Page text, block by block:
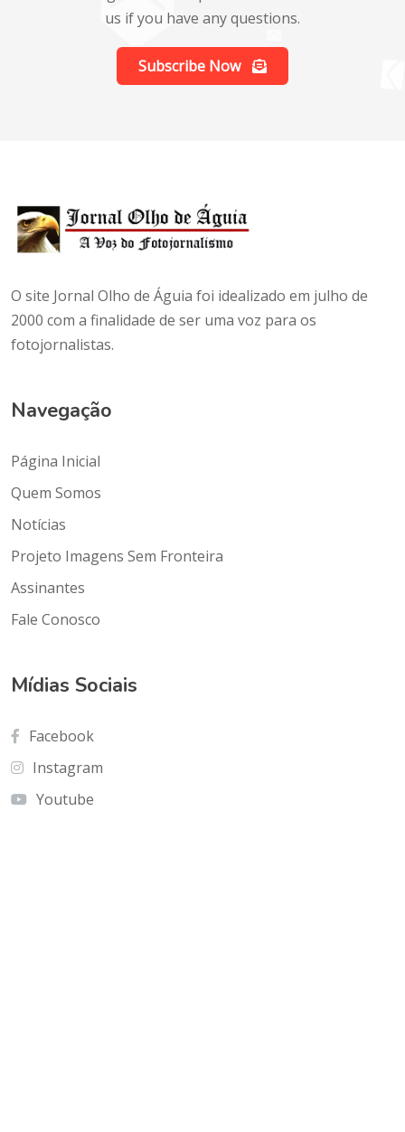
us if you have any questions.
Subscribe Now
O site Jornal Olho de Águia foi idealizado em julho de
2000 com a finalidade de ser uma voz para os
fotojornalistas.
Navegação
Página Inicial
Quem Somos
Notícias
Projeto Imagens Sem Fronteira
Assinantes
Fale Conosco
Mídias Sociais
Facebook
Instagram
Youtube